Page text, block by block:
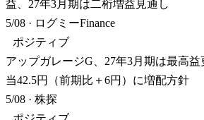
益、27年3月期は二桁増益見通し
5/08 · ログミーFinance
ポジティブ
アップガレージG、27年3月期は最高
当42.5円（前期比＋6円）に増配方針
5/08 · 株探